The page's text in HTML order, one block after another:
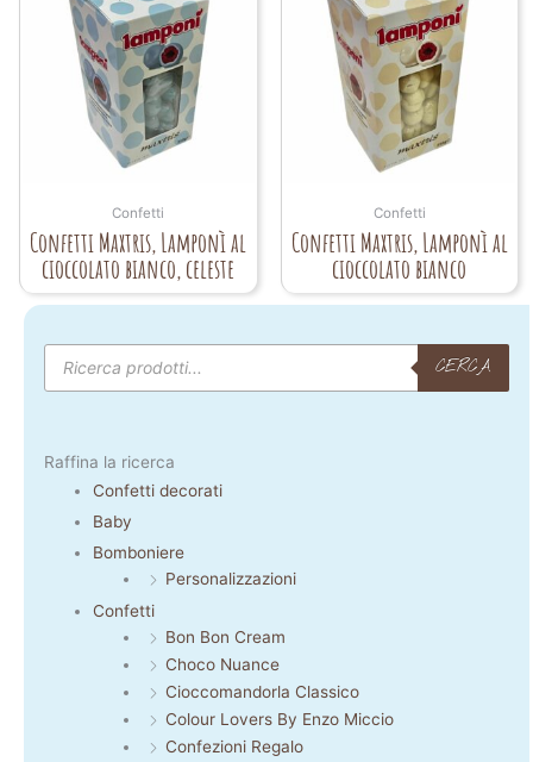
Confetti
Confetti Maxtris, Lamponì al
cioccolato bianco, celeste
Confetti
Confetti Maxtris, Lamponì al
cioccolato bianco
Products
search
CERCA
Raffina la ricerca
Confetti decorati
Baby
Bomboniere
Personalizzazioni
Confetti
Bon Bon Cream
Choco Nuance
Cioccomandorla Classico
Colour Lovers By Enzo Miccio
Confezioni Regalo